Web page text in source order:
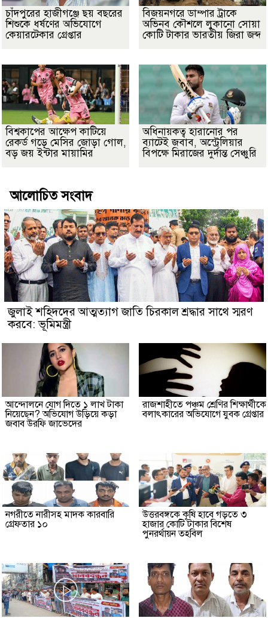
চাঁদপুরের হাজীগঞ্জে ছয় বছরের
শিশুকে ধর্ষণের অভিযোগে
কেয়ারটেকার গ্রেপ্তার
বিজয়নগরে ডাম্পার ট্রাকে
অভিনব কৌশলে লুকানো সোয়া
কোটি টাকার ভারতীয় জিরা জব্দ
বিশ্বকাপের আক্ষেপ কাটিয়ে
রেকর্ড গড়ে মেসির জোড়া গোল,
বড় জয় ইন্টার মায়ামির
অধিনায়কত্ব হারানোর পর
ব্যাটেই জবাব, অস্ট্রেলিয়ার
বিপক্ষে মিরাজের দুর্দান্ত সেঞ্চুরি
আলোচিত সংবাদ
জুলাই শহিদদের আত্মত্যাগ জাতি চিরকাল শ্রদ্ধার সাথে স্মরণ
করবে: ভূমিমন্ত্রী
আন্দোলনে যোগ দিতে ১ লাখ টাকা
নিয়েছেন? অভিযোগ উড়িয়ে কড়া
জবাব উরফি জাভেদের
রাজশাহীতে পঞ্চম শ্রেণির শিক্ষার্থীকে
বলাৎকারের অভিযোগে যুবক গ্রেপ্তার
নগরীতে নারীসহ মাদক কারবারি
গ্রেফতার ১০
উত্তরবঙ্গকে কৃষি হাবে গড়তে ৩
হাজার কোটি টাকার বিশেষ
পুনরর্থায়ন তহবিল